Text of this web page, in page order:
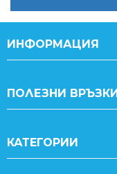
ИНФОРМАЦИЯ
ПОЛЕЗНИ ВРЪЗКИ
КАТЕГОРИИ